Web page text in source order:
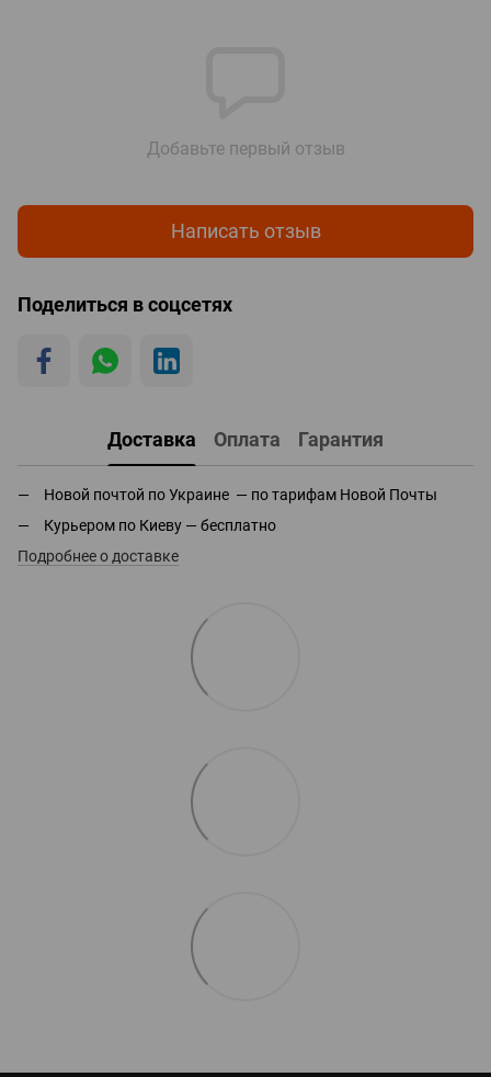
Добавьте первый отзыв
Написать отзыв
Поделиться в соцсетях
Доставка Оплата Гарантия
Новой почтой по Украине — по тарифам Новой Почты
Курьером по Киеву — бесплатно
Подробнее о доставке